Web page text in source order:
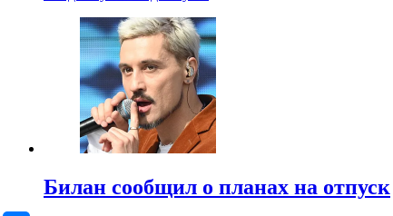
Билан сообщил о планах на отпуск